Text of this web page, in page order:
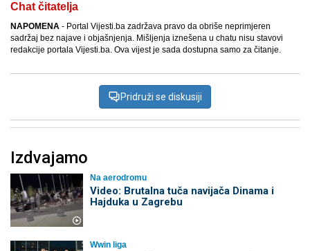
Chat čitatelja
NAPOMENA - Portal Vijesti.ba zadržava pravo da obriše neprimjeren
sadržaj bez najave i objašnjenja. Mišljenja iznešena u chatu nisu stavovi
redakcije portala Vijesti.ba. Ova vijest je sada dostupna samo za čitanje.
Pridruži se diskusiji
Izdvajamo
Na aerodromu
Video: Brutalna tuča navijača Dinama i
Hajduka u Zagrebu
Wwin liga